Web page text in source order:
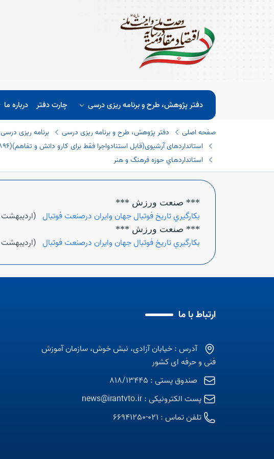
دفتر پژوهش، طرح و برنامه ریزی درسی چارت دفتر درباره ما
صفحه اصلی دفتر پژوهش، طرح و برنامه ریزی درسی برنامه ریزی درسی
استانداردهای آرشیوی(قابل استنادواجرا فقط برای کارو دانش و تفاهم)(٨٩٦
اﺳﺘﺎﻧﺪاردھﺎي ﺣﻮزه فرهنگ و هنر
*** صنعت ورزش ***
بكارگيري تاريخ فوتبال جهان وايران درصنعت فوتبال (ارديبهشت 95)
*** صنعت ورزش ***
بكارگيري تاريخ فوتبال جهان وايران درصنعت فوتبال (ارديبهشت 95)
ارتباط با ما
آدرس : خیابان آزادی، نبش خوش، سازمان آموزش
فنی و حرفه ای کشور
صندوق پستی : 818/13445
پست الکترونیکی :news@irantvto.ir
تلفن تماس : 021-66941250